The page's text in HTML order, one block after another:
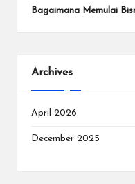
Bagaimana Memulai
Archives
April 2026
December 2025